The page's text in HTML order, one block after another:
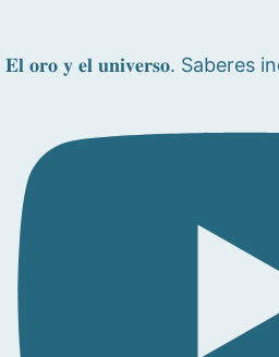
𝐄𝐥 𝐨𝐫𝐨 𝐲 𝐞𝐥 𝐮𝐧𝐢𝐯𝐞𝐫𝐬𝐨.